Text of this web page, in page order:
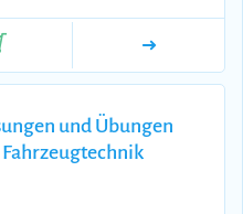
und Übungen